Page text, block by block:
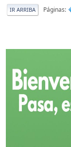
IR ARRIBA Páginas